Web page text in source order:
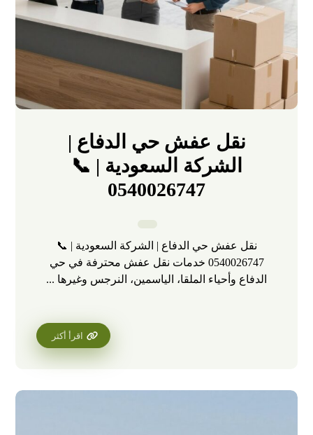
نقل عفش حي الدفاع |
الشركة السعودية | 📞
0540026747
نقل عفش حي الدفاع | الشركة السعودية | 📞
0540026747 خدمات نقل عفش محترفة في حي
الدفاع وأحياء الملقا، الياسمين، النرجس وغيرها ...
اقرأ أكثر